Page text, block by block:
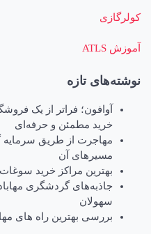
کولرگازی
آموزش ATLS
نوشته‌های تازه
آوافون؛ فراتر از یک
خرید مطمئن و حرفه‌ای
مهاجرت از طریق
مسیرهای آن
بهترین مراکز خرید
جاذبه‌های گردشگری
سهولان
بررسی بهترین راه های